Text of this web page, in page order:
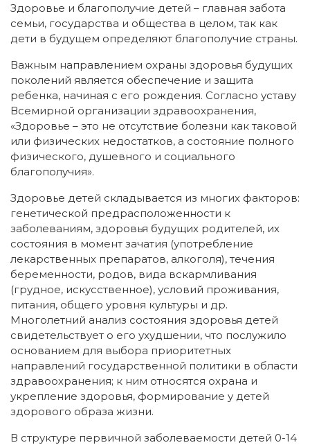
Здоровье и благополучие детей – главная забота
семьи, государства и общества в целом, так как
дети в будущем определяют благополучие страны.
Важным направлением охраны здоровья будущих
поколений является обеспечение и защита
ребенка, начиная с его рождения. Согласно уставу
Всемирной организации здравоохранения,
«Здоровье – это не отсутствие болезни как таковой
или физических недостатков, а состояние полного
физического, душевного и социального
благополучия».
Здоровье детей складывается из многих факторов:
генетической предрасположенности к
заболеваниям, здоровья будущих родителей, их
состояния в момент зачатия (употребление
лекарственных препаратов, алкоголя), течения
беременности, родов, вида вскармливания
(грудное, искусственное), условий проживания,
питания, общего уровня культуры и др.
Многолетний анализ состояния здоровья детей
свидетельствует о его ухудшении, что послужило
основанием для выбора приоритетных
направлений государственной политики в области
здравоохранения; к ним относятся охрана и
укрепление здоровья, формирование у детей
здорового образа жизни.
В структуре первичной заболеваемости детей 0-14